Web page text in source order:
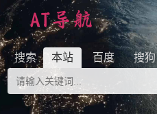
搜索 本站 百度 搜狗